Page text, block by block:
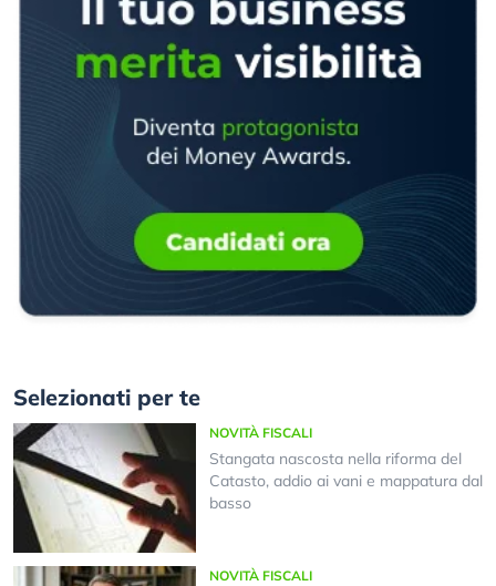
Selezionati per te
NOVITÀ FISCALI
Stangata nascosta nella riforma del
Catasto, addio ai vani e mappatura dal
basso
NOVITÀ FISCALI